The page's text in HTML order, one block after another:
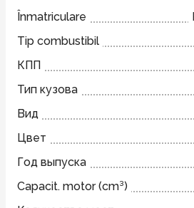
Înmatriculare
Tip combustibil
КПП
Тип кузова
Вид
Цвет
Год выпуска
Capacit. motor (cm³)